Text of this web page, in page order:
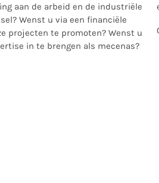
aan de arbeid en de industriële
Wenst u via een financiële
projecten te promoten? Wenst u
in te brengen als mecenas?